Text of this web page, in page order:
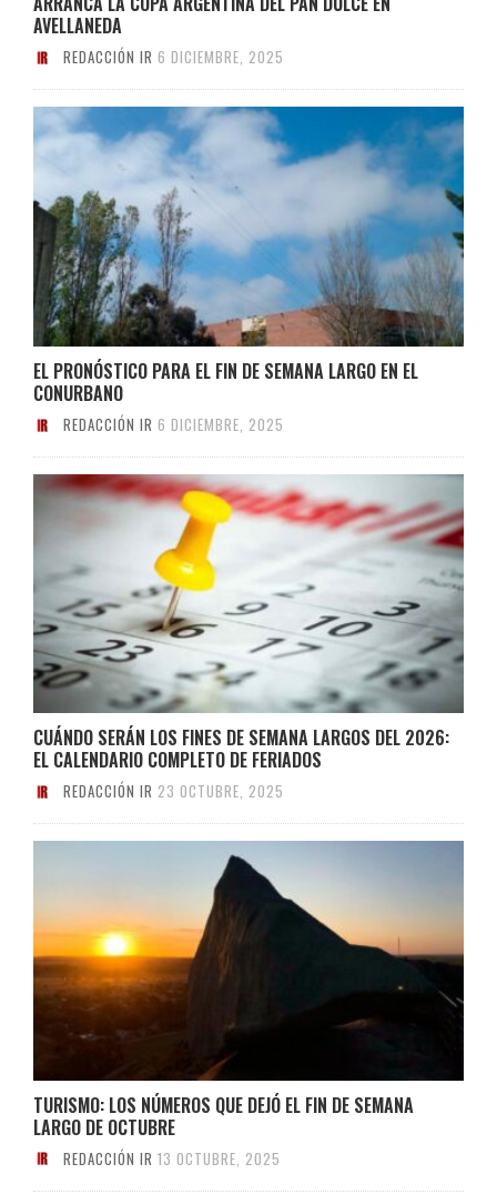
AVELLANEDA
REDACCIÓN IR 6 DICIEMBRE, 2025
EL PRONÓSTICO PARA EL FIN DE SEMANA LARGO EN EL
CONURBANO
REDACCIÓN IR 6 DICIEMBRE, 2025
CUÁNDO SERÁN LOS FINES DE SEMANA LARGOS DEL 2026:
EL CALENDARIO COMPLETO DE FERIADOS
REDACCIÓN IR 23 OCTUBRE, 2025
TURISMO: LOS NÚMEROS QUE DEJÓ EL FIN DE SEMANA
LARGO DE OCTUBRE
REDACCIÓN IR 13 OCTUBRE, 2025